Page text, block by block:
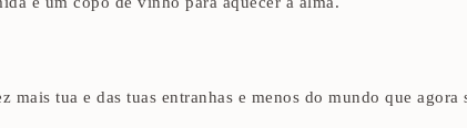
tua e das tuas entranhas e menos do mundo que agora